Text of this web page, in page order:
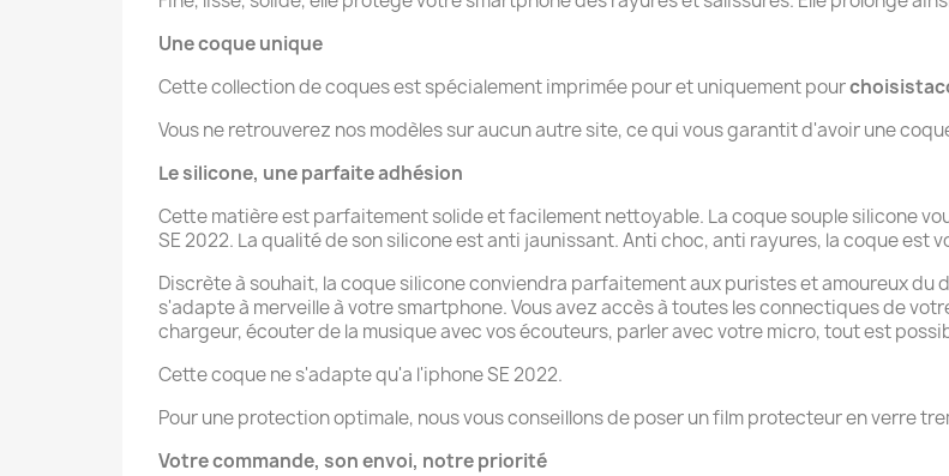
Une coque unique
Cette collection de coques est spécialement imprimée pour et uniquement pour
Vous ne retrouverez nos modèles sur aucun autre site, ce qui vous garantit d'avoir une
Le silicone, une parfaite adhésion
Cette matière est parfaitement solide et facilement nettoyable. La coque souple silicone
SE 2022. La qualité de son silicone est anti jaunissant. Anti choc, anti rayures, la coque est
Discrète à souhait, la coque silicone conviendra parfaitement aux puristes et amoureux du
s'adapte à merveille à votre smartphone. Vous avez accès à toutes les connectiques de
chargeur, écouter de la musique avec vos écouteurs, parler avec votre micro, tout est
Cette coque ne s'adapte qu'a l'iphone SE 2022.
Pour une protection optimale, nous vous conseillons de poser un film protecteur en verre
Votre commande, son envoi, notre priorité